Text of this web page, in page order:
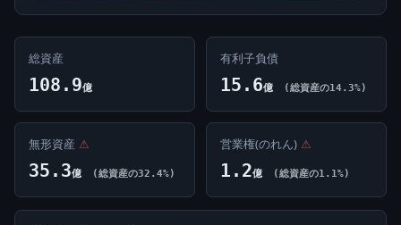
総資産
108.9億
有利子負債
15.6億 (総資産の14.3%)
無形資産 ⚠
35.3億 (総資産の32.4%)
営業権(のれん) ⚠
1.2億 (総資産の1.1%)